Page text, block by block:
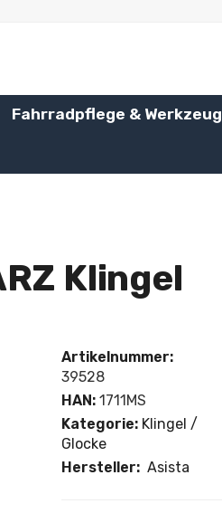
Fahrradpflege & Werkzeug
Klingel
Artikelnummer:
39528
HAN:1711MS
Kategorie: Klingel /
Glocke
Hersteller: Asista